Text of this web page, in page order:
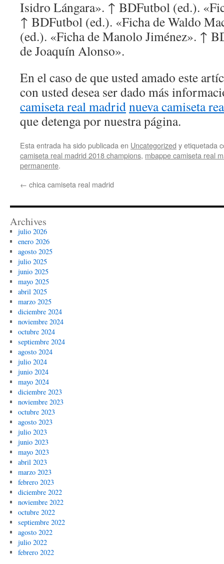
Isidro Lángara». ↑ BDFutbol (ed.).
↑ BDFutbol (ed.). «Ficha de Waldo
(ed.). «Ficha de Manolo Jiménez». ↑
de Joaquín Alonso».
En el caso de que usted amado este
con usted desea ser dado más
camiseta real madridnueva camiseta
que detenga por nuestra página.
Esta entrada ha sido publicada en Uncategorized y etiquetada
camiseta real madrid 2018 champions, mbappe camiseta real
permanente.
← chica camiseta real madrid
Archives
julio 2026
enero 2026
agosto 2025
julio 2025
junio 2025
mayo 2025
abril 2025
marzo 2025
diciembre 2024
noviembre 2024
octubre 2024
septiembre 2024
agosto 2024
julio 2024
junio 2024
mayo 2024
diciembre 2023
noviembre 2023
octubre 2023
agosto 2023
julio 2023
junio 2023
mayo 2023
abril 2023
marzo 2023
febrero 2023
diciembre 2022
noviembre 2022
octubre 2022
septiembre 2022
agosto 2022
julio 2022
febrero 2022